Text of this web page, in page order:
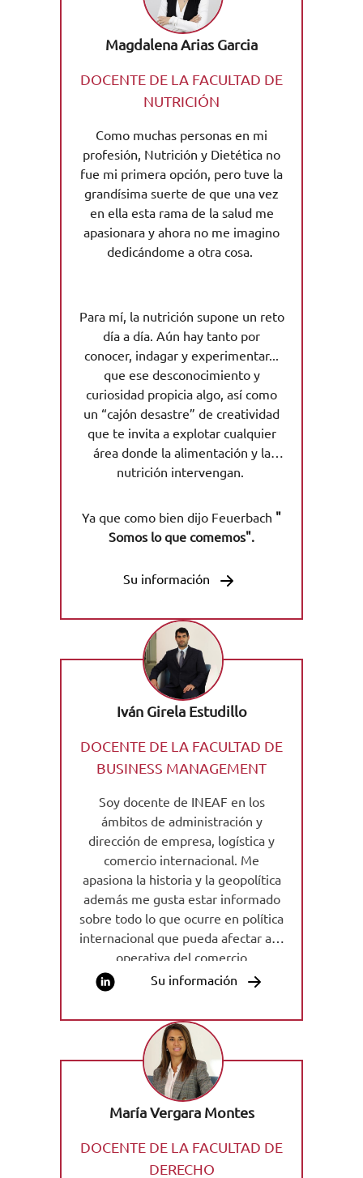
Magdalena Arias Garcia
DOCENTE DE LA FACULTAD DE
NUTRICIÓN
Como muchas personas en mi
profesión, Nutrición y Dietética no
fue mi primera opción, pero tuve la
grandísima suerte de que una vez
en ella esta rama de la salud me
apasionara y ahora no me imagino
dedicándome a otra cosa.
Para mí, la nutrición supone un reto
día a día. Aún hay tanto por
conocer, indagar y experimentar...
que ese desconocimiento y
curiosidad propicia algo, así como
un “cajón desastre” de creatividad
que te invita a explotar cualquier
área donde la alimentación y la
nutrición intervengan.
Ya que como bien dijo Feuerbach "
Somos lo que comemos".
Su información
Iván Girela Estudillo
DOCENTE DE LA FACULTAD DE
BUSINESS MANAGEMENT
Soy docente de INEAF en los
ámbitos de administración y
dirección de empresa, logística y
comercio internacional. Me
apasiona la historia y la geopolítica
además me gusta estar informado
sobre todo lo que ocurre en política
internacional que pueda afectar a la
operativa del comercio
internacional.
Su información
María Vergara Montes
DOCENTE DE LA FACULTAD DE
DERECHO